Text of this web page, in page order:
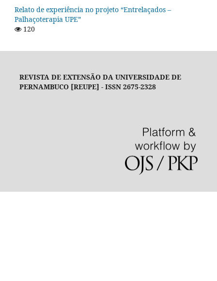
Relato de experiência no projeto “Entrelaçados –
Palhaçoterapia UPE”
120
REVISTA DE EXTENSÃO DA UNIVERSIDADE DE
PERNAMBUCO [REUPE] - ISSN 2675-2328